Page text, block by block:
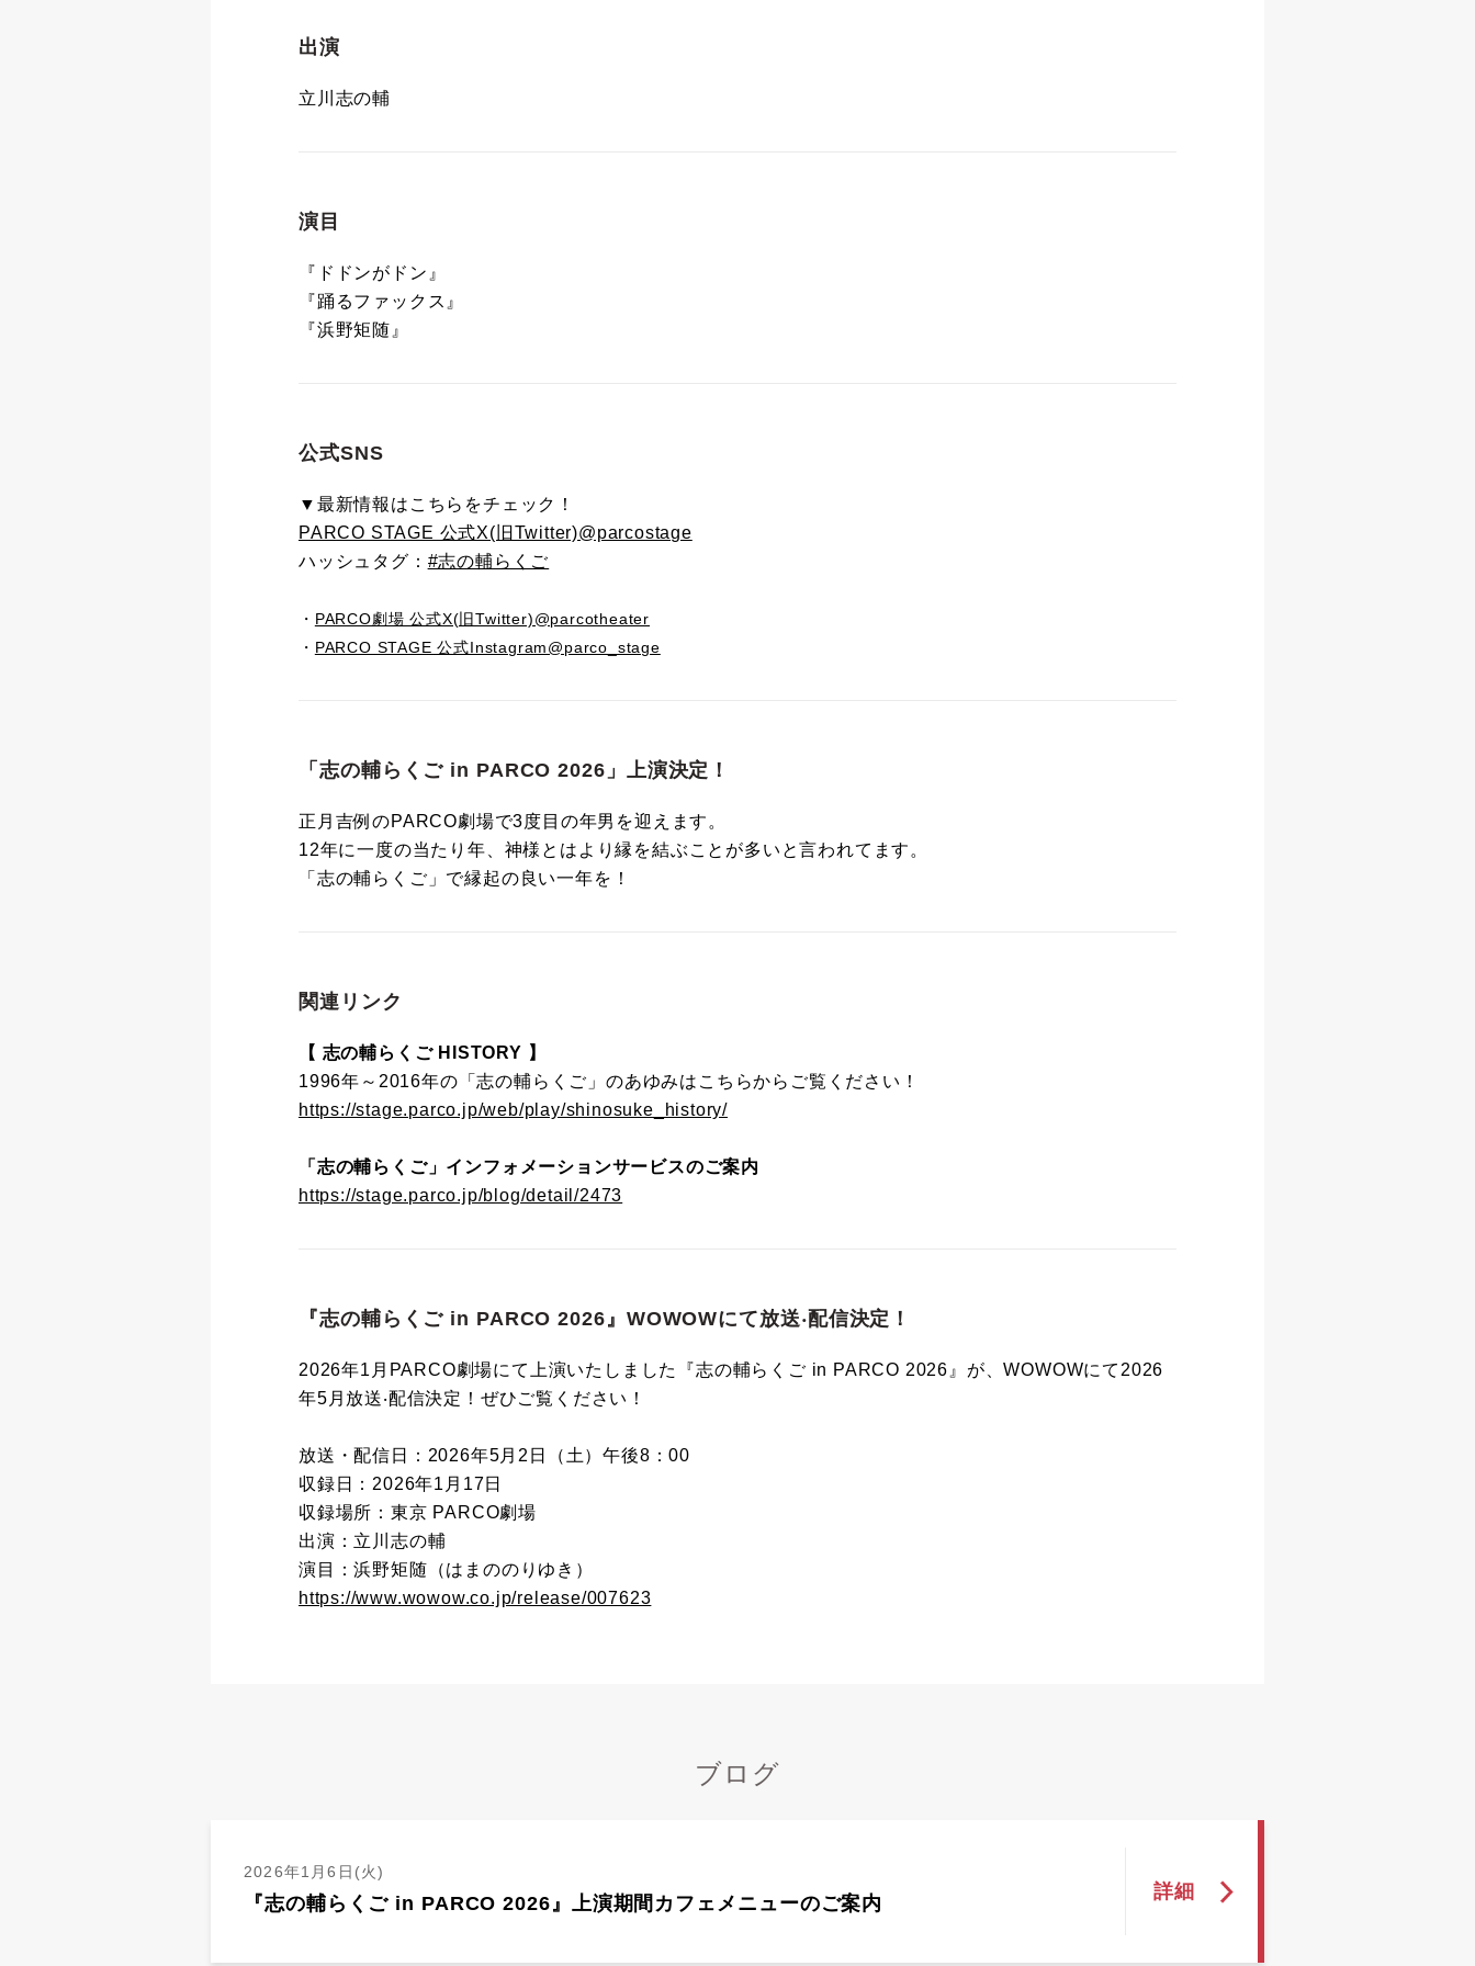
出演
立川志の輔
演目
『ドドンがドン』
『踊るファックス』
『浜野矩随』
公式SNS
▼最新情報はこちらをチェック！
PARCO STAGE 公式X(旧Twitter)@parcostage
ハッシュタグ： #志の輔らくご
・ PARCO劇場 公式X(旧Twitter)@parcotheater
・ PARCO STAGE 公式Instagram@parco_stage
「志の輔らくご in PARCO 2026」上演決定！
正月吉例のPARCO劇場で3度目の年男を迎えます。
12年に一度の当たり年、神様とはより縁を結ぶことが多いと言われてます。
「志の輔らくご」で縁起の良い一年を！
関連リンク
【 志の輔らくご HISTORY 】
1996年～2016年の「志の輔らくご」のあゆみはこちらからご覧ください！
https://stage.parco.jp/web/play/shinosuke_history/
「志の輔らくご」インフォメーションサービスのご案内
https://stage.parco.jp/blog/detail/2473
『志の輔らくご in PARCO 2026』WOWOWにて放送‧配信決定！
2026年1月PARCO劇場にて上演いたしました『志の輔らくご in PARCO 2026』が、WOWOWにて2026
年5⽉放送‧配信決定！ぜひご覧ください！
放送・配信日：2026年5月2日（土）午後8：00
収録日：2026年1月17日
収録場所：東京 PARCO劇場
出演：立川志の輔
演目：浜野矩随（はまののりゆき）
https://www.wowow.co.jp/release/007623
ブログ
2026年1月6日(火)
『志の輔らくご in PARCO 2026』上演期間カフェメニューのご案内